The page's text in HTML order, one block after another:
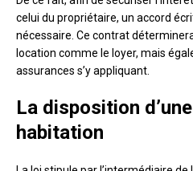
celui du propriétaire, un accord
nécessaire. Ce contrat
location comme le loyer, mais
assurances s’y appliquant.
La disposition
habitation